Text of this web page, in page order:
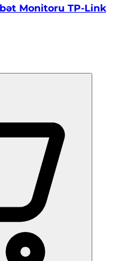
Monitoru TP-Link